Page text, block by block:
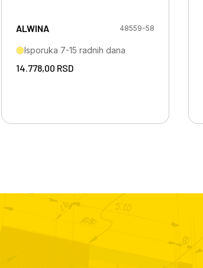
ALWINA 48559-58
Isporuka 7-15 radnih dana
14.778,00 RSD